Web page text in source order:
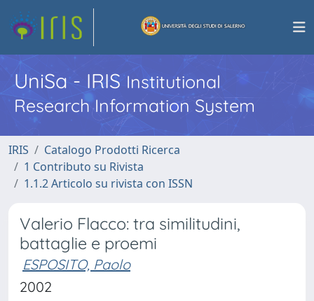
UniSa - IRISInstitutional
Research Information System
IRIS
Catalogo Prodotti Ricerca
1 Contributo su Rivista
1.1.2 Articolo su rivista con ISSN
Valerio Flacco: tra similitudini,
battaglie e proemi
ESPOSITO, Paolo
2002